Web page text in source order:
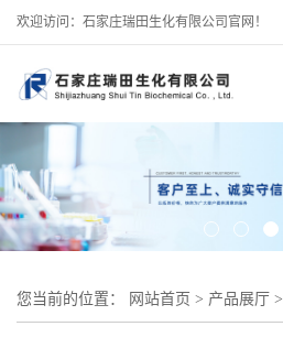
欢迎访问：石家庄瑞田生化有限公司官网！
您当前的位置： 网站首页 > 产品展厅 >